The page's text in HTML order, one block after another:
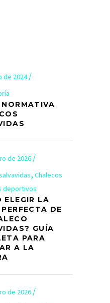
de 2024
NORMATIVA
de 2026
, Chalecos
deportivos
ELEGIR LA
DE
GUÍA
PARA
A LA
de 2026